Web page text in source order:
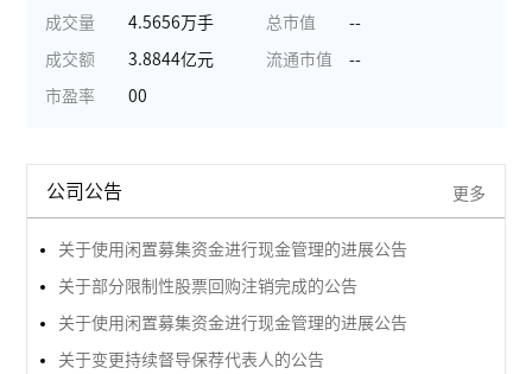
成交量 4.5656万手
成交额 3.8844亿元
市盈率 00
总市值 --
流通市值 --
公司公告 更多
关于使用闲置募集资金进行现金管理的进展公告
关于部分限制性股票回购注销完成的公告
关于使用闲置募集资金进行现金管理的进展公告
关于变更持续督导保荐代表人的公告